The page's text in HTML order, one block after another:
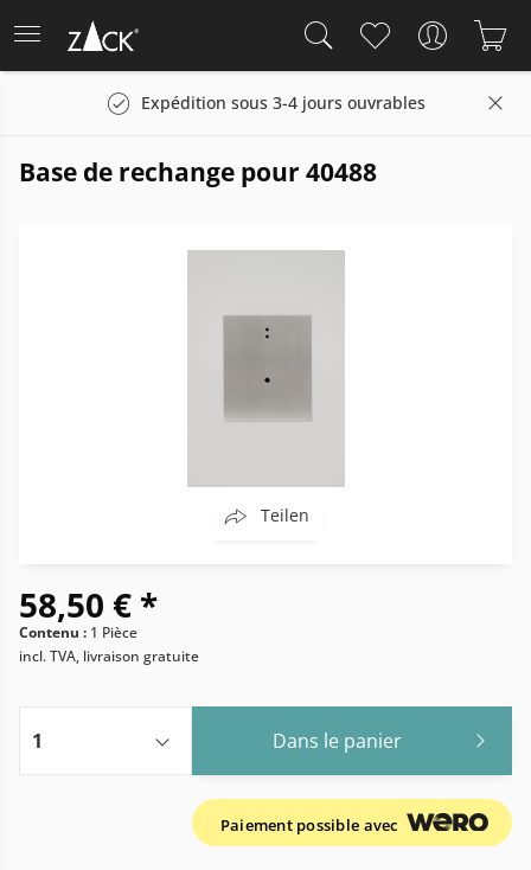
Expédition sous 3-4 jours ouvrables
Base de rechange pour 40488
Teilen
58,50 € *
Contenu : 1 Pièce
incl. TVA, livraison gratuite
Dans le panier
Paiement possible avec